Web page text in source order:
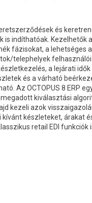
és
indíthatóak.
fázisokat, a
telephelyek
a lejárati
és a várható
Az OCTOPUS 8 ERP
kiválasztási
kezeli azok
készleteket, árakat
retail EDI funkciók